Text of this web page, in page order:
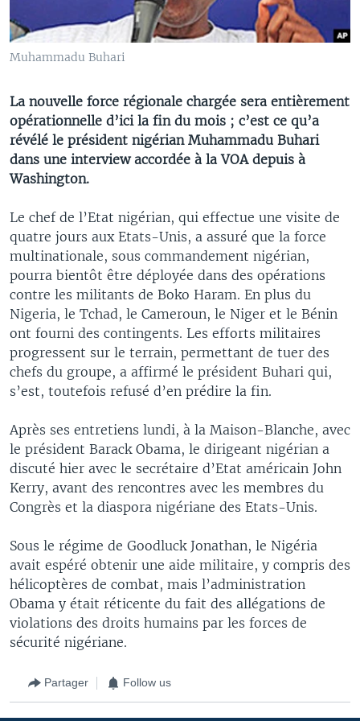
Muhammadu Buhari
La nouvelle force régionale chargée sera entièrement
opérationnelle d’ici la fin du mois ; c’est ce qu’a
révélé le président nigérian Muhammadu Buhari
dans une interview accordée à la VOA depuis à
Washington.
Le chef de l’Etat nigérian, qui effectue une visite de
quatre jours aux Etats-Unis, a assuré que la force
multinationale, sous commandement nigérian,
pourra bientôt être déployée dans des opérations
contre les militants de Boko Haram. En plus du
Nigeria, le Tchad, le Cameroun, le Niger et le Bénin
ont fourni des contingents. Les efforts militaires
progressent sur le terrain, permettant de tuer des
chefs du groupe, a affirmé le président Buhari qui,
s’est, toutefois refusé d’en prédire la fin.
Après ses entretiens lundi, à la Maison-Blanche, avec
le président Barack Obama, le dirigeant nigérian a
discuté hier avec le secrétaire d’Etat américain John
Kerry, avant des rencontres avec les membres du
Congrès et la diaspora nigériane des Etats-Unis.
Sous le régime de Goodluck Jonathan, le Nigéria
avait espéré obtenir une aide militaire, y compris des
hélicoptères de combat, mais l’administration
Obama y était réticente du fait des allégations de
violations des droits humains par les forces de
sécurité nigériane.
Partager Follow us